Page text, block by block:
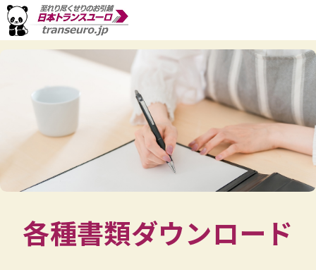
各種書類ダウンロード